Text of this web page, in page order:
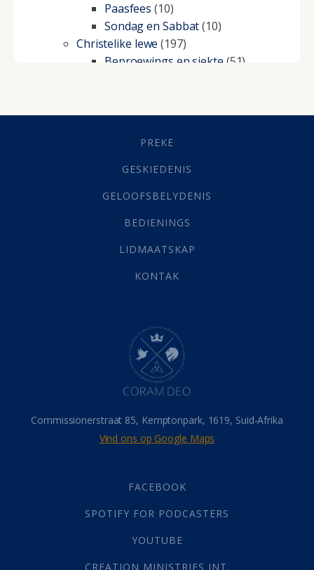
Paasfees (10)
Sondag en Sabbat(10)
Christelike lewe (197)
Beproewings en siekte (51)
Geestelike Groei(10)
(21)
Grys Areas(4)
Lewensdoel(3)
Selfondersoek(1)
Werk(22)
(142)
Hemel (31)
Israel (14)
Millennium(1)
Oordeelsdag(19)
Verheerlikte liggaam
Wederkoms
(27)
Gebed(87)
Die Onse Vader(12)
God(392)
Afgode(23)
PREKE
GESKIEDENIS
GELOOFSBELYDENIS
BEDIENINGS
LIDMAATSKAP
KONTAK
Commissionerstraat 85, Kemptonpark, 1619, Suid-Afrika
Vind ons op Google Maps
FACEBOOK
SPOTIFY FOR PODCASTERS
YOUTUBE
CREATION MINISTRIES INT.